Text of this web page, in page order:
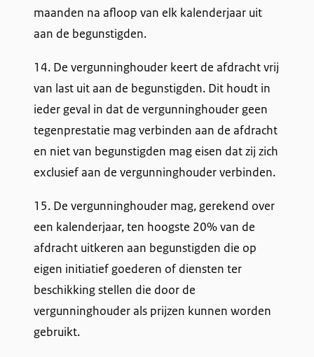
maanden na afloop van elk kalenderjaar uit
aan de begunstigden.
14. De vergunninghouder keert de afdracht vrij
van last uit aan de begunstigden. Dit houdt in
ieder geval in dat de vergunninghouder geen
tegenprestatie mag verbinden aan de afdracht
en niet van begunstigden mag eisen dat zij zich
exclusief aan de vergunninghouder verbinden.
15. De vergunninghouder mag, gerekend over
een kalenderjaar, ten hoogste 20% van de
afdracht uitkeren aan begunstigden die op
eigen initiatief goederen of diensten ter
beschikking stellen die door de
vergunninghouder als prijzen kunnen worden
gebruikt.